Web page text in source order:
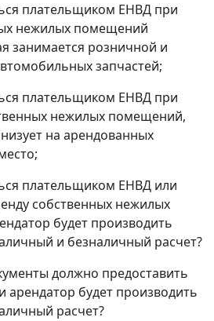
плательщиком ЕНВД при
нежилых помещений
занимается розничной и
запчастей;
плательщиком ЕНВД при
нежилых помещений,
на арендованных
плательщиком ЕНВД или
собственных нежилых
будет производить
и безналичный расчет?
должно предоставить
арендатор будет производить
расчет?